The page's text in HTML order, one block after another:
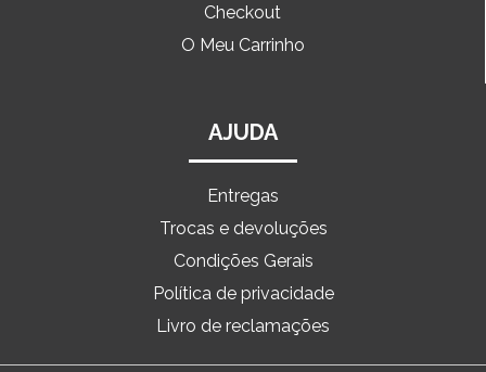
Checkout
O Meu Carrinho
AJUDA
Entregas
Trocas e devoluções
Condições Gerais
Política de privacidade
Livro de reclamações